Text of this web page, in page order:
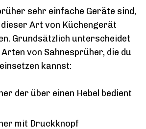
sehr einfache Geräte sind,
Art von Küchengerät
Grundsätzlich unterscheidet
von Sahnesprüher, die du
kannst:
der über einen Hebel bedient
mit Druckknopf